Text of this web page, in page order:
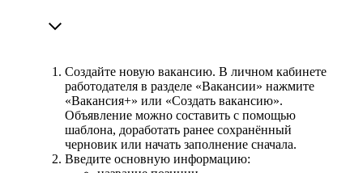
Создайте новую вакансию. В личном кабинете
работодателя в разделе «Вакансии» нажмите
«Вакансия+» или «Создать вакансию».
Объявление можно составить с помощью
шаблона, доработать ранее сохранённый
черновик или начать заполнение сначала.
Введите основную информацию: